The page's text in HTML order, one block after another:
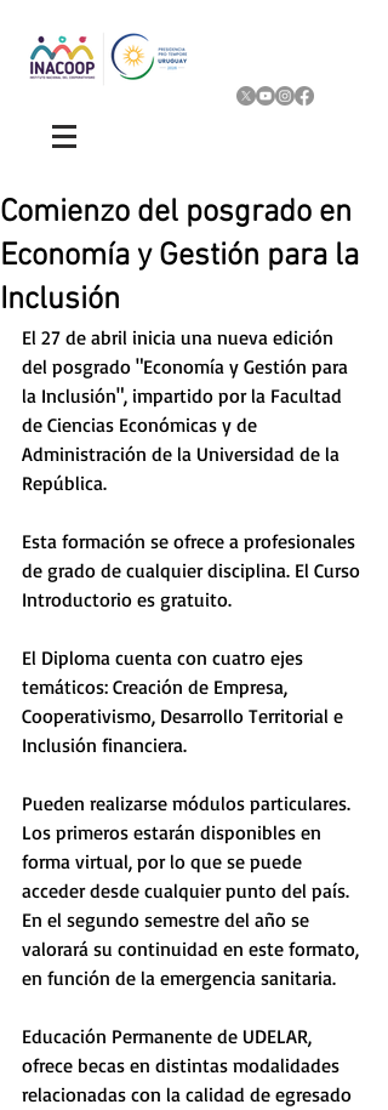
Comienzo del posgrado en
Economía y Gestión para la
Inclusión
El 27 de abril inicia una nueva edición
del posgrado "Economía y Gestión para
la Inclusión", impartido por la Facultad
de Ciencias Económicas y de
Administración de la Universidad de la
República.
Esta formación se ofrece a profesionales
de grado de cualquier disciplina. El Curso
Introductorio es gratuito.
El Diploma cuenta con cuatro ejes
temáticos: Creación de Empresa,
Cooperativismo, Desarrollo Territorial e
Inclusión financiera.
Pueden realizarse módulos particulares.
Los primeros estarán disponibles en
forma virtual, por lo que se puede
acceder desde cualquier punto del país.
En el segundo semestre del año se
valorará su continuidad en este formato,
en función de la emergencia sanitaria.
Educación Permanente de UDELAR,
ofrece becas en distintas modalidades
relacionadas con la calidad de egresado